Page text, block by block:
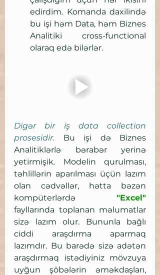
edirdim. Komanda daxilində
bu işi həm Data, həm Biznes
Analitiki cross-functional
olaraq edə bilərlər.
Digər bir iş data collection
prosesidir. Bu işi də Biznes
Analitiklərlə bərabər yerinə
yetirmişik. Modelin qurulması,
təhlillərin aparılması üçün lazım
olan cədvəllər, hətta bəzən
kompüterlərdə "Excel"
fayllarında toplanan məlumatlar
sizə lazım olur. Bununla bağlı
ciddi araşdırma aparmaq
lazımdır. Bu barədə sizə adətən
araşdırmaq istədiyiniz mövzuya
uyğun şöbələrin əməkdaşları,